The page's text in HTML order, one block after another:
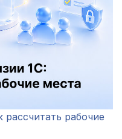
рассчитать рабочие